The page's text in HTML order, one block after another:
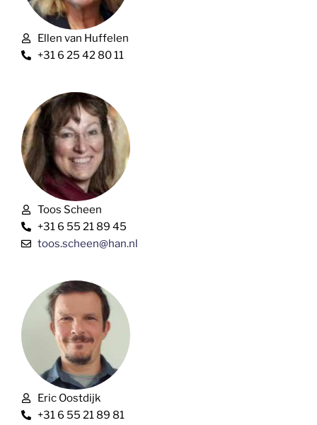
Ellen van Huffelen
+31 6 25 42 80 11
Toos Scheen
+31 6 55 21 89 45
toos.scheen@han.nl
Eric Oostdijk
+31 6 55 21 89 81